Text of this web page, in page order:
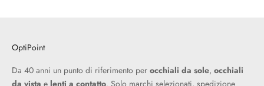
OptiPoint
Da 40 anni un punto di riferimento per occhiali da sole, occhiali